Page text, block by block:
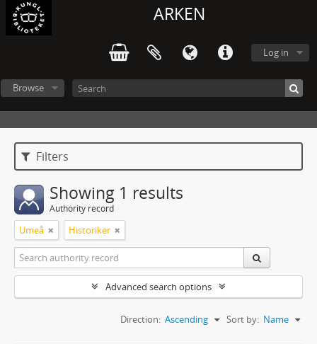
ARKEN
Log in
Browse
Filters
Showing 1 results
Authority record
Umeå Historiker
Advanced search options
Sort by: Name
Direction: Ascending